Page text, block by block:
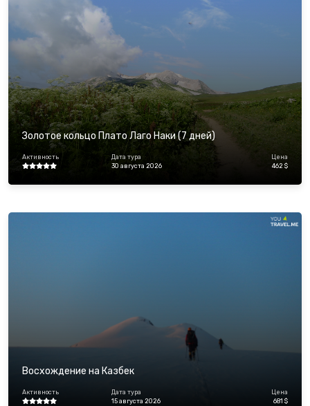
Золотое кольцо Плато Лаго Наки (7 дней)
Активность
Дата тура
30 августа 2026
Цена
462 $
Восхождение на Казбек
Активность
Дата тура
15 августа 2026
Цена
681 $